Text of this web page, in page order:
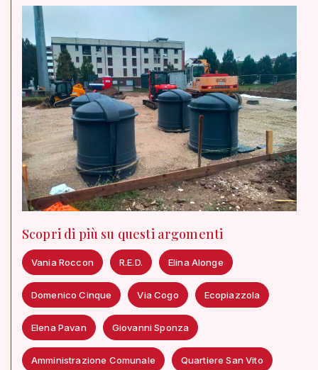
Scopri di più su questi argomenti
Vania Roccon R.E.D. Elina Alonge
Domenico Cinque Via Cogo Ecopiazzola
Elena Pavan Giovanni Sponza
Amministrazione Comunale Quartiere San Vito